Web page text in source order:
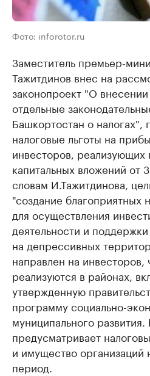
Фото: inforotor.ru
Заместитель премьер-
Тажитдинов внес на
законопроект "О
отдельные
Башкортостан о
налоговые льготы на
инвесторов,
капитальных вложений от
словам И.Тажитдинова,
"создание благоприятных
для осуществления
деятельности и
на депрессивных
направлен на инвесторов,
реализуются в районах,
утвержденную
программу социально-
муниципального
предусматривает
и имущество организаций
период.